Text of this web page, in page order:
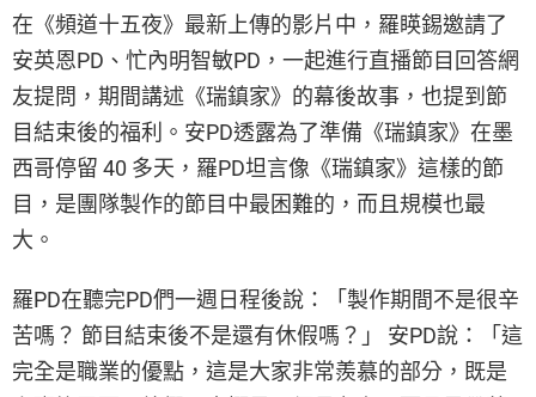
在《頻道十五夜》最新上傳的影片中，羅䁐錫邀請了
安英恩PD、忙內明智敏PD，一起進行直播節目回答網
友提問，期間講述《瑞鎮家》的幕後故事，也提到節
目結束後的福利。安PD透露為了準備《瑞鎮家》在墨
西哥停留 40 多天，羅PD坦言像《瑞鎮家》這樣的節
目，是團隊製作的節目中最困難的，而且規模也最
大。
羅PD在聽完PD們一週日程後說：「製作期間不是很辛
苦嗎？ 節目結束後不是還有休假嗎？」 安PD說：「這
完全是職業的優點，這是大家非常羨慕的部分，既是